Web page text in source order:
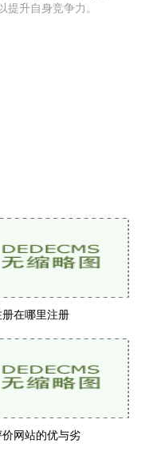
升自身竞争力。
册在哪里注册
网站的优与劣